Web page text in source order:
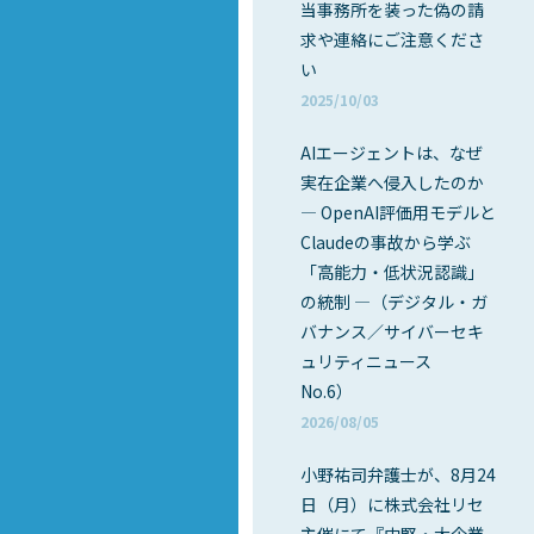
当事務所を装った偽の請
求や連絡にご注意くださ
い
2025/10/03
AIエージェントは、なぜ
実在企業へ侵入したのか
― OpenAI評価用モデルと
Claudeの事故から学ぶ
「高能力・低状況認識」
の統制 ―（デジタル・ガ
バナンス／サイバーセキ
ュリティニュース
No.6）
2026/08/05
小野祐司弁護士が、8月24
日（月）に株式会社リセ